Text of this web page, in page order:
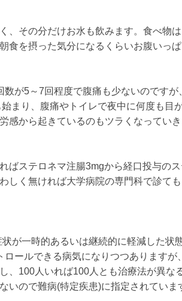
、その分だけお水も飲みます。食べ物
食を摂った気分になるくらいお腹いっぱ
が5～7回程度で腹痛も少ないのですが
まり、腹痛やトイレで夜中に何度も目
感から起きているのもツラくなってい
ばステロネマ注腸3mgから経口投与の
しく無ければ大学病院の専門科で診て
が一時的あるいは継続的に軽減した状
ールできる病気になりつつありますが
、100人いれば100人とも治療法が異な
いので難病(特定疾患)に指定されていま